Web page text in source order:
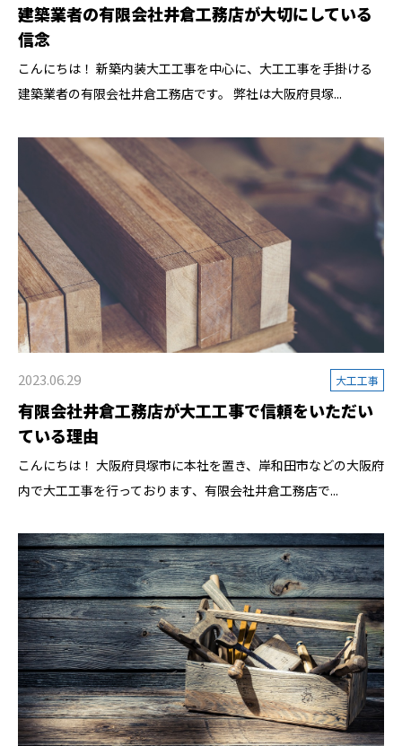
建築業者の有限会社井倉工務店が大切にしている
信念
こんにちは！ 新築内装大工工事を中心に、大工工事を手掛ける
建築業者の有限会社井倉工務店です。 弊社は大阪府貝塚...
2023.06.29 大工工事
有限会社井倉工務店が大工工事で信頼をいただい
ている理由
こんにちは！ 大阪府貝塚市に本社を置き、岸和田市などの大阪府
内で大工工事を行っております、有限会社井倉工務店で...